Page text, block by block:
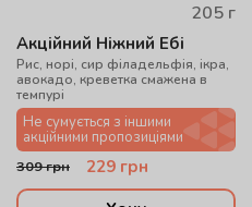
205 г
Акційний Ніжний Ебі
Рис, норі, сир філадельфія, ікра,
авокадо, креветка смажена в
темпурі
Не сумується з іншими
акційними пропозиціями
309грн 229 грн